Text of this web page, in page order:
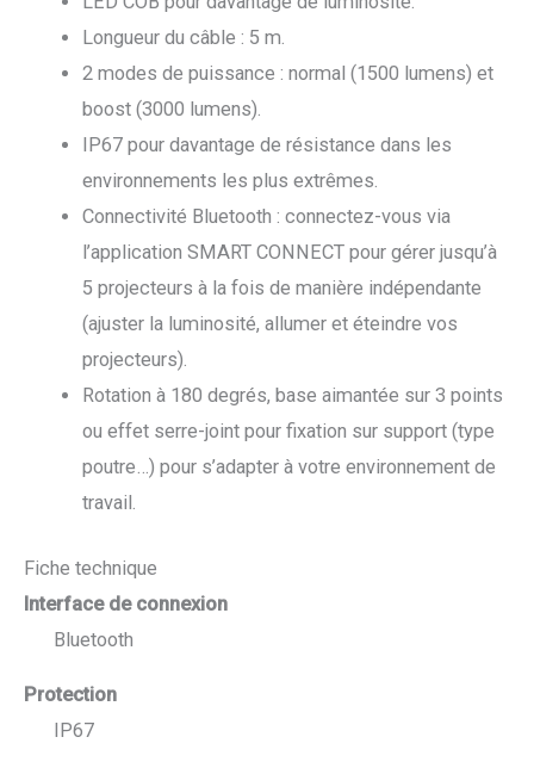
Longueur du câble : 5 m.
2 modes de puissance : normal (1500 lumens) et
boost (3000 lumens).
IP67 pour davantage de résistance dans les
environnements les plus extrêmes.
Connectivité Bluetooth : connectez-vous via
l’application SMART CONNECT pour gérer jusqu’à
5 projecteurs à la fois de manière indépendante
(ajuster la luminosité, allumer et éteindre vos
projecteurs).
Rotation à 180 degrés, base aimantée sur 3 points
ou effet serre-joint pour fixation sur support (type
poutre…) pour s’adapter à votre environnement de
travail.
Fiche technique
Interface de connexion
Bluetooth
Protection
IP67